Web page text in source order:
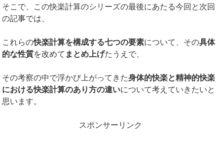
そこで、この快楽計算のシリーズの最後にあたる今回と次回
の記事では、
これらの快楽計算を構成する七つの要素について、その具体
的な性質を改めて まとめ上げたうえで、
その考察の中で浮かび上がってきた身体的快楽と精神的快楽
における快楽計算のあり方の違いについて考えていきたいと
思います。
スポンサーリンク